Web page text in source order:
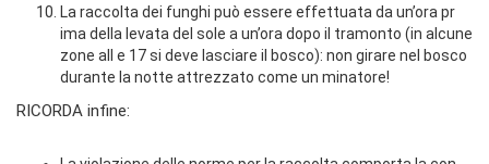
La raccolta dei funghi può essere effettuata da un’ora pr
ima della levata del sole a un’ora dopo il tramonto (in alcune
zone all e 17 si deve lasciare il bosco): non girare nel bosco
durante la notte attrezzato come un minatore!
RICORDA infine: